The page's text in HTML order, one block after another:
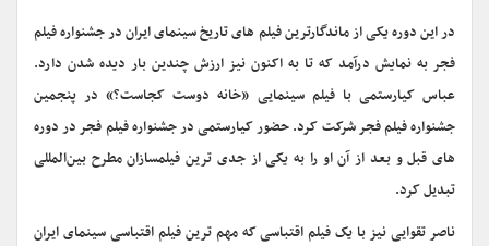
در این دوره یکی از ماندگارترین فیلم های تاریخ سینمای ایران در جشنواره فیلم
فجر به نمایش درآمد که تا به اکنون نیز ارزش چندین بار دیده شدن دارد.
عباس کیارستمی با فیلم سینمایی «خانه دوست کجاست؟» در پنجمین
جشنواره فیلم فجر شرکت کرد. حضور کیارستمی در جشنواره فیلم فجر در دوره
های قبل و بعد از آن او را به یکی از جدی ترین فیلمسازان مطرح بین‌المللی
تبدیل کرد.
ناصر تقوایی نیز با یک فیلم اقتباسی که مهم ترین فیلم اقتباسی سینمای ایران